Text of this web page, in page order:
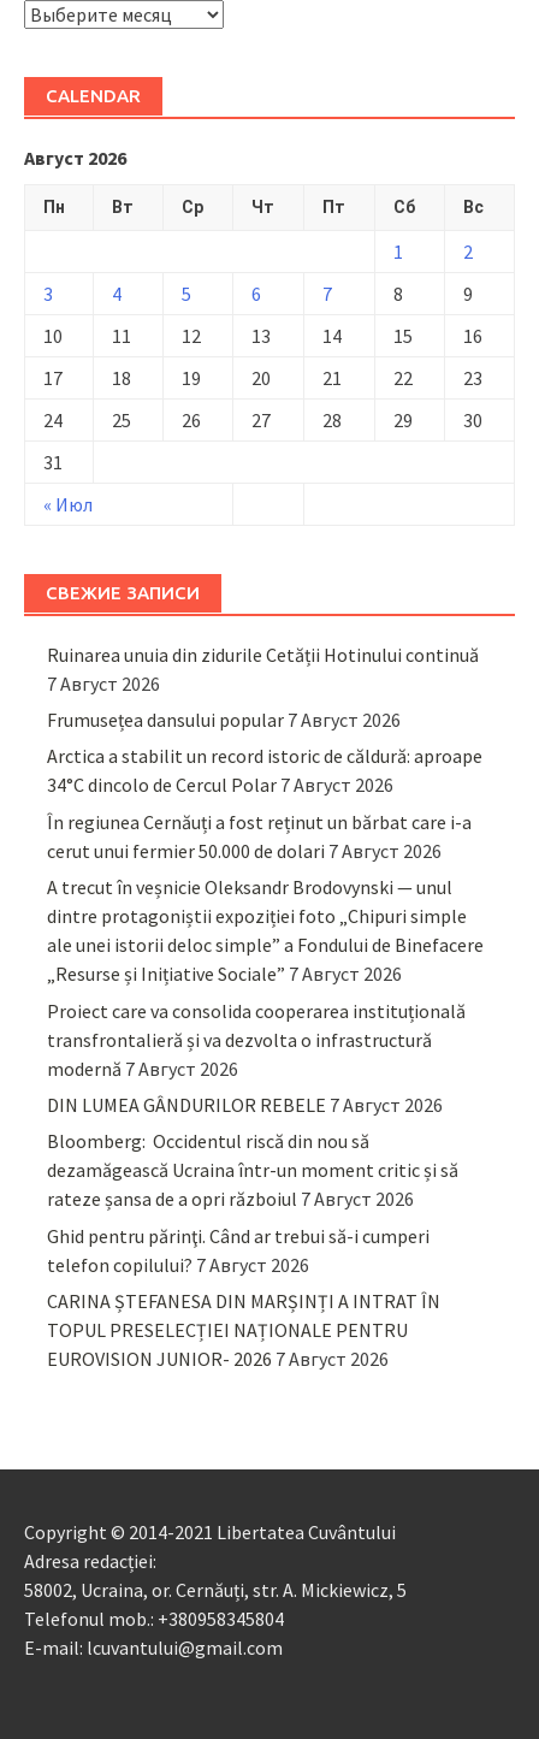
ARHIVĂ
CALENDAR
Август 2026
Пн Вт Ср Чт Пт Сб Вс
« Июл
1
2
3
4 5 6 7 8
9
10
11 12 13 14 15
16
17
18 19 20 21 22
23
24
25 26 27 28 29
30
31
СВЕЖИЕ ЗАПИСИ
Ruinarea unuia din zidurile Cetății Hotinului continuă
7 Август 2026
Frumusețea dansului popular 7 Август 2026
Arctica a stabilit un record istoric de căldură: aproape
34°C dincolo de Cercul Polar 7 Август 2026
În regiunea Cernăuți a fost reținut un bărbat care i-a
cerut unui fermier 50.000 de dolari 7 Август 2026
A trecut în veșnicie Oleksandr Brodovynski — unul
dintre protagoniștii expoziției foto „Chipuri simple
ale unei istorii deloc simple” a Fondului de Binefacere
„Resurse și Inițiative Sociale” 7 Август 2026
Proiect care va consolida cooperarea instituțională
transfrontalieră și va dezvolta o infrastructură
modernă 7 Август 2026
DIN LUMEA GÂNDURILOR REBELE 7 Август 2026
Bloomberg: Occidentul riscă din nou să
dezamăgească Ucraina într-un moment critic și să
rateze șansa de a opri războiul 7 Август 2026
Ghid pentru părinţi. Când ar trebui să-i cumperi
telefon copilului? 7 Август 2026
CARINA ȘTEFANESA DIN MARȘINȚI A INTRAT ÎN
TOPUL PRESELECȚIEI NAȚIONALE PENTRU
EUROVISION JUNIOR- 2026 7 Август 2026
Copyright © 2014-2021 Libertatea Cuvântului
Adresa redacției:
58002, Ucraina, or. Cernăuți, str. A. Mickiewicz, 5
Telefonul mob.: +380958345804
E-mail: lcuvantului@gmail.com